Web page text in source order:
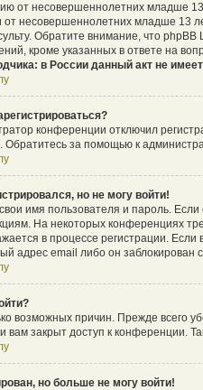
от несовершеннолетних младше 13
несовершеннолетних младше 13
Обратите внимание, что
кроме указанных в ответе на
в России данный акт не
конференции отключил
Обратитесь за помощью к
но не могу войти!
имя пользователя и пароль.
На некоторых конференциях
в процессе регистрации.
адрес email либо он
возможных причин. Прежде всего
вам закрыт доступ к конференции.
но больше не могу войти!